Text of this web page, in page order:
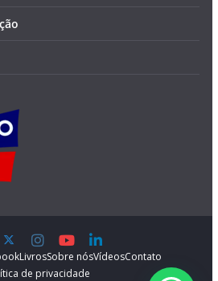
LivrosSobre nósVídeosContato
de privacidade